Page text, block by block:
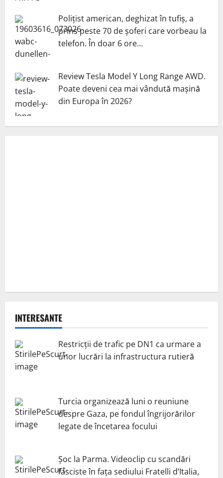
Polițist american, deghizat în tufiș, a
prins peste 70 de șoferi care vorbeau la
telefon. În doar 6 ore…
Review Tesla Model Y Long Range AWD.
Poate deveni cea mai vândută mașină
din Europa în 2026?
INTERESANTE
Restricții de trafic pe DN1 ca urmare a
unor lucrări la infrastructura rutieră
Turcia organizează luni o reuniune
despre Gaza, pe fondul îngrijorărilor
legate de încetarea focului
Șoc la Parma. Videoclip cu scandări
fasciste în fața sediului Fratelli d’Italia,